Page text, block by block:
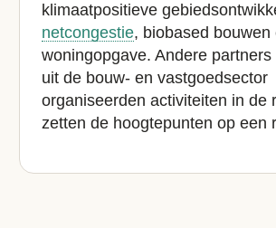
klimaatpositieve
netcongestie, biobased bouwen
woningopgave. Andere partners
uit de bouw- en vastgoedsector
organiseerden activiteiten in de
zetten de hoogtepunten op een